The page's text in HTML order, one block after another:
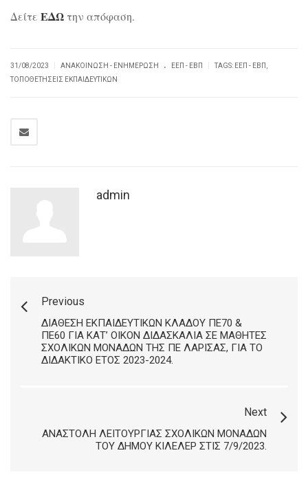
Δείτε ΕΔΩτην απόφαση.
31/08/2023 ΑΝΑΚΟΊΝΩΣΗ - ΕΝΗΜΈΡΩΣΗ . ΕΕΠ - ΕΒΠ TAGS: ΕΕΠ - ΕΒΠ
ΤΟΠΟΘΕΤΉΣΕΙΣ ΕΚΠΑΙΔΕΥΤΙΚΏΝ
admin
Previous
ΔΙΆΘΕΣΗ ΕΚΠΑΙΔΕΥΤΙΚΏΝ ΚΛΆΔΟΥ ΠΕ70 &
ΠΕ60 ΓΙΑ ΚΑΤ’ ΟΊΚΟΝ ΔΙΔΑΣΚΑΛΊΑ ΣΕ ΜΑΘΗΤΈΣ
ΣΧΟΛΙΚΏΝ ΜΟΝΆΔΩΝ ΤΗΣ ΠΕ ΛΆΡΙΣΑΣ, ΓΙΑ ΤΟ
ΔΙΔΑΚΤΙΚΌ ΈΤΟΣ 2023-2024.
Next
ΑΝΑΣΤΟΛΉ ΛΕΙΤΟΥΡΓΊΑΣ ΣΧΟΛΙΚΏΝ ΜΟΝΆΔΩΝ
ΤΟΥ ΔΉΜΟΥ ΚΙΛΕΛΈΡ ΣΤΙΣ 7/9/2023.